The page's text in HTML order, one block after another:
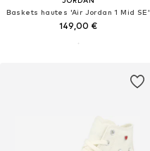
Baskets hautes 'Air Jordan 1 Mid SE'
149,00 €